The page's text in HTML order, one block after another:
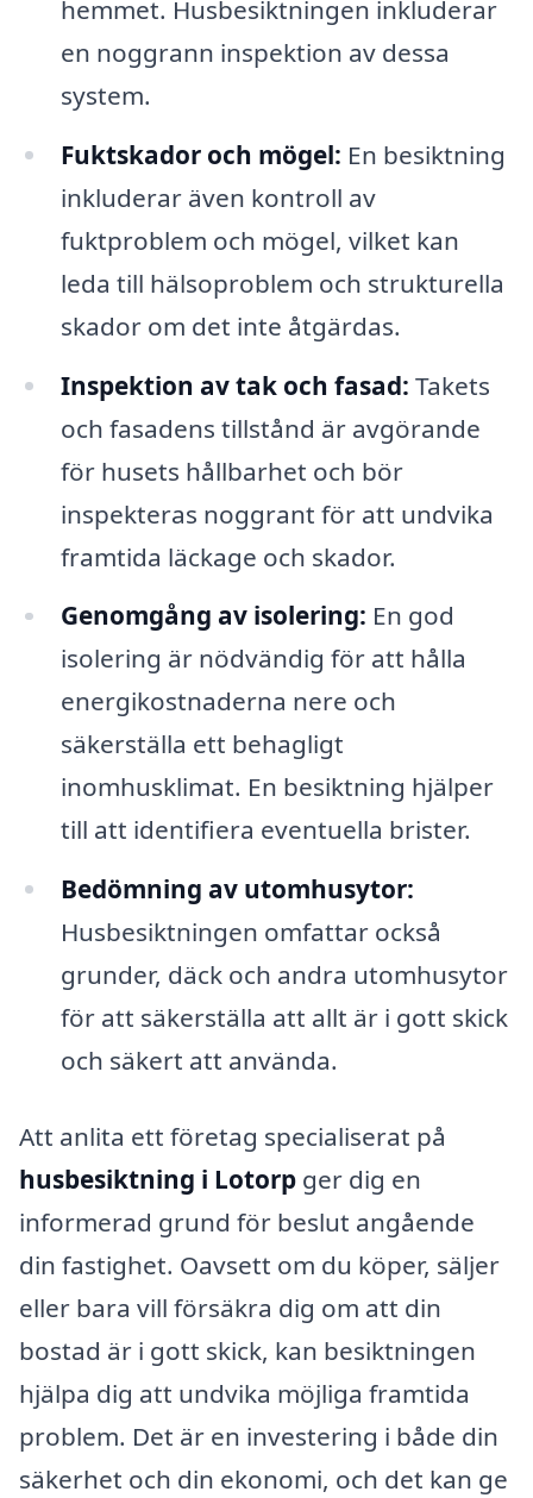
hemmet. Husbesiktningen inkluderar
en noggrann inspektion av dessa
system.
Fuktskador och mögel: En besiktning
inkluderar även kontroll av
fuktproblem och mögel, vilket kan
leda till hälsoproblem och strukturella
skador om det inte åtgärdas.
Inspektion av tak och fasad: Takets
och fasadens tillstånd är avgörande
för husets hållbarhet och bör
inspekteras noggrant för att undvika
framtida läckage och skador.
Genomgång av isolering: En god
isolering är nödvändig för att hålla
energikostnaderna nere och
säkerställa ett behagligt
inomhusklimat. En besiktning hjälper
till att identifiera eventuella brister.
Bedömning av utomhusytor:
Husbesiktningen omfattar också
grunder, däck och andra utomhusytor
för att säkerställa att allt är i gott skick
och säkert att använda.
Att anlita ett företag specialiserat på
husbesiktning i Lotorp ger dig en
informerad grund för beslut angående
din fastighet. Oavsett om du köper, säljer
eller bara vill försäkra dig om att din
bostad är i gott skick, kan besiktningen
hjälpa dig att undvika möjliga framtida
problem. Det är en investering i både din
säkerhet och din ekonomi, och det kan ge